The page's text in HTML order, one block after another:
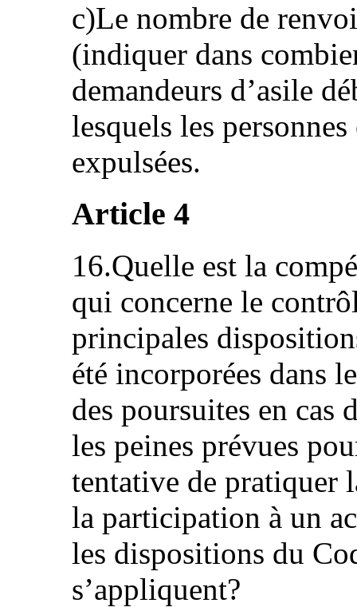
c)Le nombre de
(indiquer dans
demandeurs d’asile
lesquels les
expulsées.
Article 4
16.Quelle est la
qui concerne le
principales
été incorporées dans
des poursuites en cas
les peines prévues
tentative de pratiquer
la participation à un
les dispositions du
s’appliquent?